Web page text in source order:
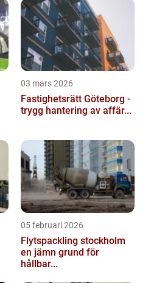
03 mars 2026
Fastighetsrätt Göteborg -
trygg hantering av affär...
05 februari 2026
Flytspackling stockholm
en jämn grund för
hållbar...